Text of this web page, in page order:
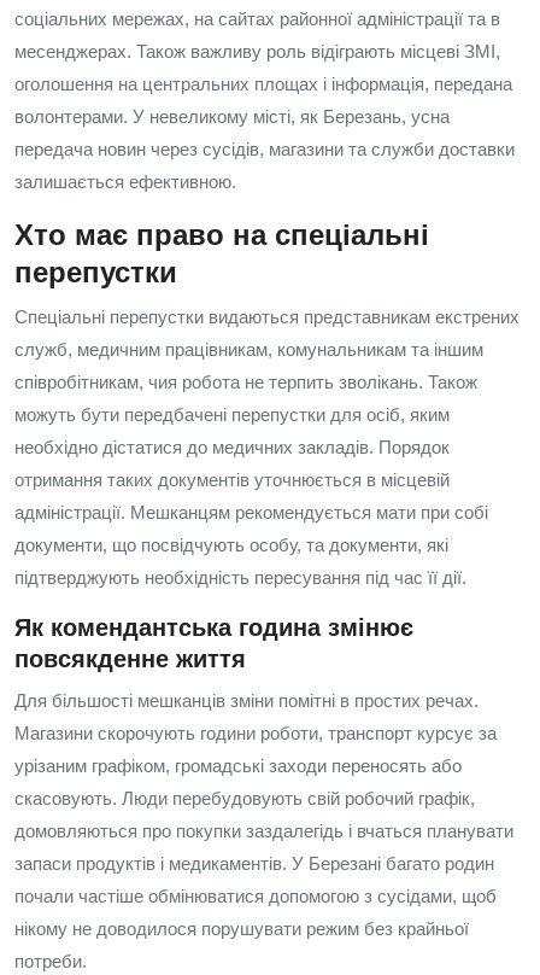
соціальних мережах, на сайтах районної адміністрації та в
месенджерах. Також важливу роль відіграють місцеві ЗМІ,
оголошення на центральних площах і інформація, передана
волонтерами. У невеликому місті, як Березань, усна
передача новин через сусідів, магазини та служби доставки
залишається ефективною.
Хто має право на спеціальні
перепустки
Спеціальні перепустки видаються представникам екстрених
служб, медичним працівникам, комунальникам та іншим
співробітникам, чия робота не терпить зволікань. Також
можуть бути передбачені перепустки для осіб, яким
необхідно дістатися до медичних закладів. Порядок
отримання таких документів уточнюється в місцевій
адміністрації. Мешканцям рекомендується мати при собі
документи, що посвідчують особу, та документи, які
підтверджують необхідність пересування під час її дії.
Як комендантська година змінює
повсякденне життя
Для більшості мешканців зміни помітні в простих речах.
Магазини скорочують години роботи, транспорт курсує за
урізаним графіком, громадські заходи переносять або
скасовують. Люди перебудовують свій робочий графік,
домовляються про покупки заздалегідь і вчаться планувати
запаси продуктів і медикаментів. У Березані багато родин
почали частіше обмінюватися допомогою з сусідами, щоб
нікому не доводилося порушувати режим без крайньої
потреби.